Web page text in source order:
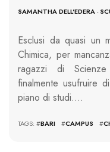
SAMANTHA DELL'EDERA-
Esclusi da quasi un
Chimica, per
ragazzi di Scienze
finalmente usufruire
piano di studi….
TAGS: #BARI #CAMPUS #